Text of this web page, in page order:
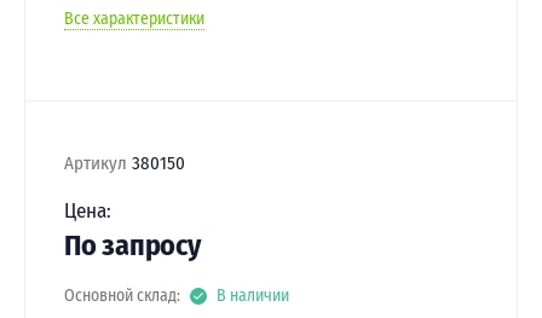
Все характеристики
Артикул 380150
Цена:
По запросу
Основной склад: В наличии